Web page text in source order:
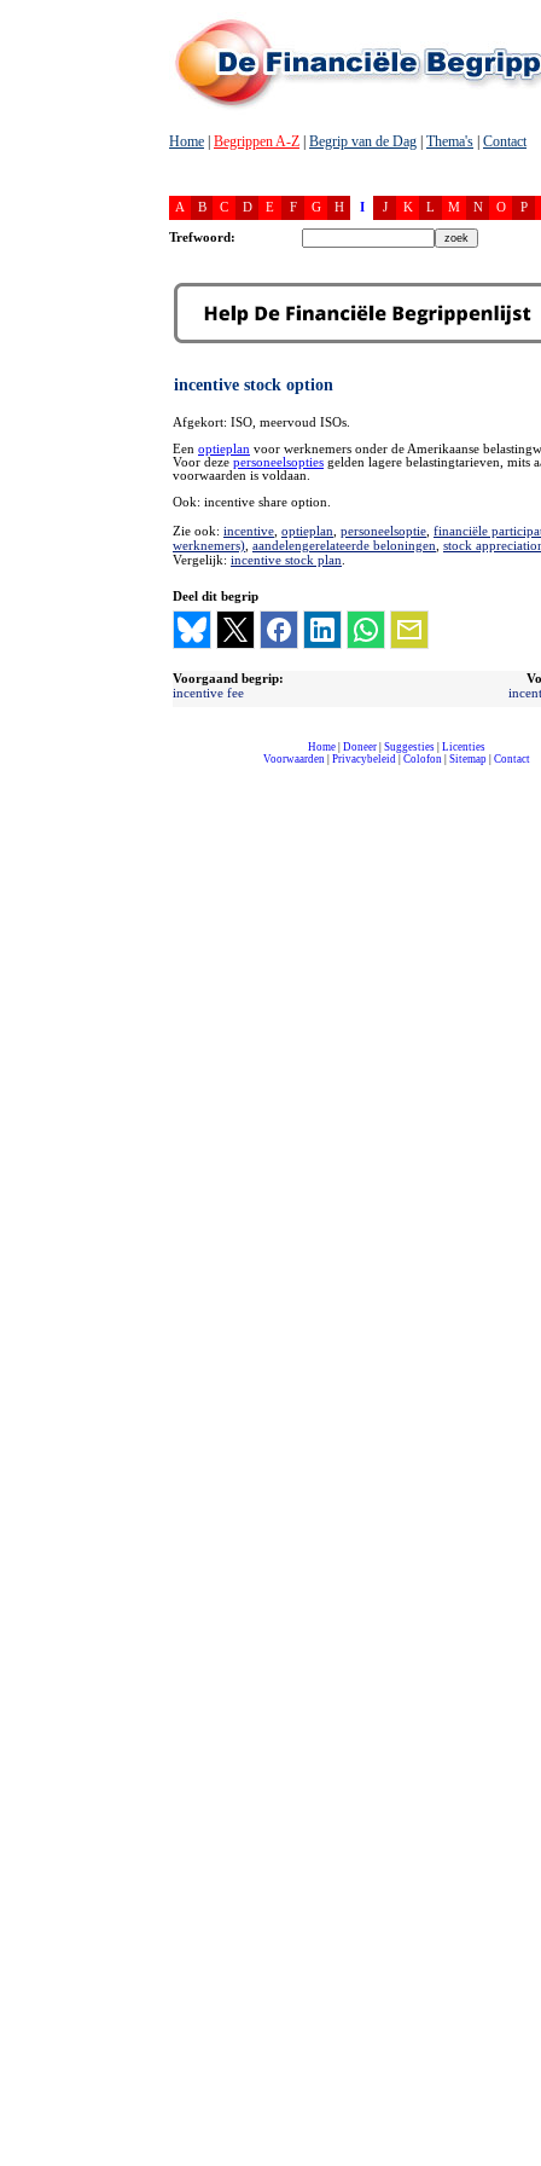
Home Begrippen A-Z Begrip van de Dag Thema's Contact
A B C D E F G H I J K L M N O P
Trefwoord:
incentive stock option
Afgekort: ISO, meervoud ISOs.
Een optieplan voor werknemers onder de Amerikaanse
Voor deze personeelsopties gelden lagere belastingtarieven, mits
voorwaarden is voldaan.
Ook: incentive share option.
Zie ook: incentive optieplan personeelsoptie financiële
werknemers) aandelengerelateerde beloningen stock
Vergelijk: incentive stock plan
Deel dit begrip
Voorgaand begrip:
incentive fee
Home| Doneer| Suggesties| Licenties
Voorwaarden| Privacybeleid| Colofon| Sitemap| Contact